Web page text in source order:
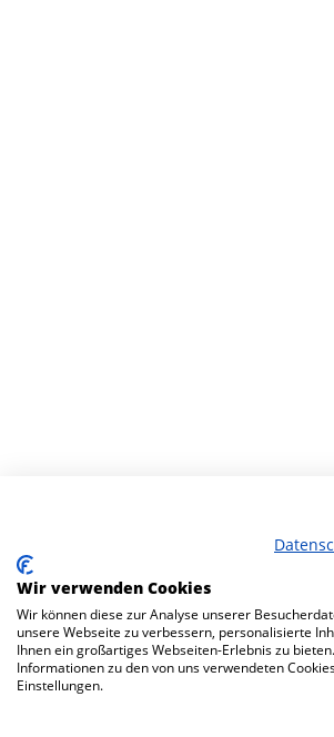
Wir verwenden Cookies
Wir können diese zur Analyse unserer
unsere Webseite zu verbessern, personalisierte
Ihnen ein großartiges Webseiten-Erlebnis zu
Informationen zu den von uns verwendeten
Einstellungen.